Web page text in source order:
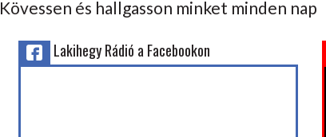
Kövessen és hallgasson minket minden nap
Lakihegy Rádió a Facebookon